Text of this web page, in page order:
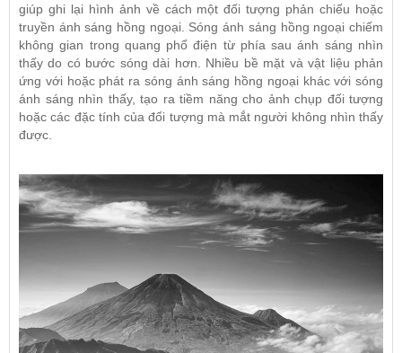
giúp ghi lại hình ảnh về cách một đối tượng phản chiếu hoặc
truyền ánh sáng hồng ngoại. Sóng ánh sáng hồng ngoại chiếm
không gian trong quang phổ điện từ phía sau ánh sáng nhìn
thấy do có bước sóng dài hơn. Nhiều bề mặt và vật liệu phản
ứng với hoặc phát ra sóng ánh sáng hồng ngoại khác với sóng
ánh sáng nhìn thấy, tạo ra tiềm năng cho ảnh chụp đối tượng
hoặc các đặc tính của đối tượng mà mắt người không nhìn thấy
được.